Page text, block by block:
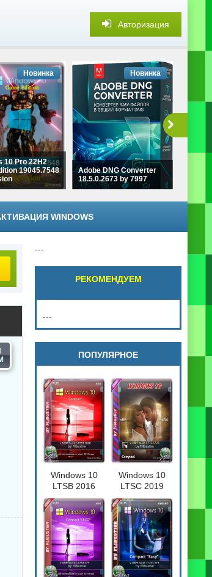
Авторизация
10 Pro 22H2
19045.7548
Новинка
Adobe DNG Converter
18.5.0.2673 by 7997
Новинка
WINDOWS
---
РЕКОМЕНДУЕМ
---
ПОПУЛЯРНОЕ
Windows 10
LTSB 2016
Compact
Windows 10
LTSC 2019
Compact
[17763.720] 32-
64бит